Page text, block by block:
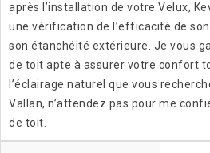
après l’installation de votre Velux,
une vérification de l’efficacité de
son étanchéité extérieure. Je vous
de toit apte à assurer votre confort
l’éclairage naturel que vous
Vallan, n’attendez pas pour me
de toit.